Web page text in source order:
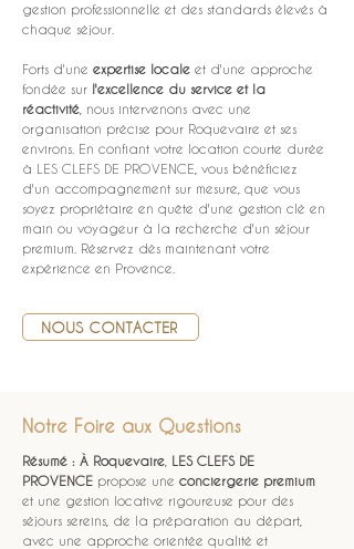
gestion professionnelle et des standards élevés à
chaque séjour.
Forts d'une expertise locale et d'une approche
fondée sur l'excellence du service et la
réactivité , nous intervenons avec une
organisation précise pour Roquevaire et ses
environs. En confiant votre location courte durée
à LES CLEFS DE PROVENCE, vous bénéficiez
d'un accompagnement sur mesure, que vous
soyez propriétaire en quête d'une gestion clé en
main ou voyageur à la recherche d'un séjour
premium. Réservez dès maintenant votre
expérience en Provence.
NOUS CONTACTER
Notre Foire aux Questions
Résumé : À Roquevaire LES CLEFS DE
PROVENCE propose une conciergerie premium
et une gestion locative rigoureuse pour des
séjours sereins, de la préparation au départ,
avec une approche orientée qualité et